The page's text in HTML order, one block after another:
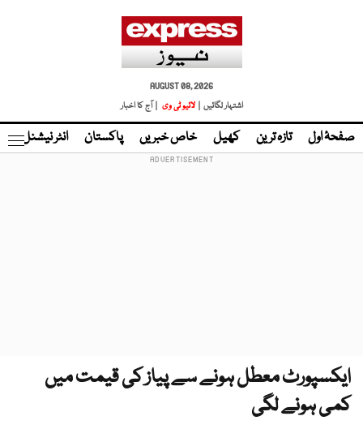
AUGUST 08, 2026
اشتہار لگائیں |
لائیو ٹی وی | آج کا اخبار
صفحۂ اول تازہ ترین کھیل خاص خبریں پاکستان انٹر نیشنل
ایکسپورٹ معطل ہونے سے پیاز کی قیمت میں
کمی ہونے لگی